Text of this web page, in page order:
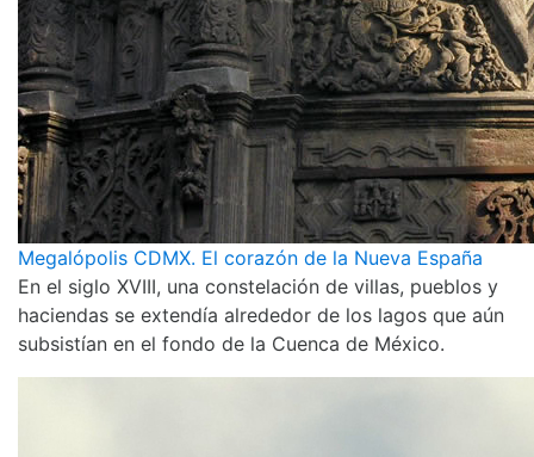
Megalópolis CDMX. El corazón de la Nueva España
En el siglo XVIII, una constelación de villas, pueblos y
haciendas se extendía alrededor de los lagos que aún
subsistían en el fondo de la Cuenca de México.